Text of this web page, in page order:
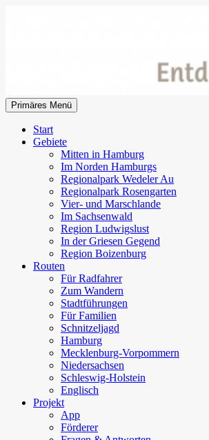
EntdeckerRouten
Suchen
Primäres Menü
Start
Gebiete
Mitten in Hamburg
Im Norden Hamburgs
Regionalpark Wedeler Au
Regionalpark Rosengarten
Vier- und Marschlande
Im Sachsenwald
Region Ludwigslust
In der Griesen Gegend
Region Boizenburg
Routen
Für Radfahrer
Zum Wandern
Stadtführungen
Für Familien
Schnitzeljagd
Hamburg
Mecklenburg-Vorpommern
Niedersachsen
Schleswig-Holstein
Englisch
Projekt
App
Förderer